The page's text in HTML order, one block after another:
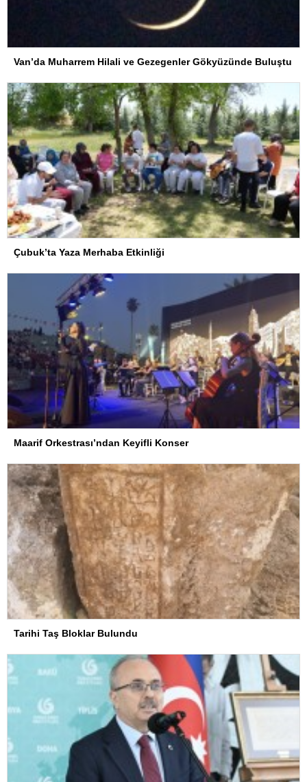
Van’da Muharrem Hilali ve Gezegenler Gökyüzünde Buluştu
Çubuk’ta Yaza Merhaba Etkinliği
Maarif Orkestrası’ndan Keyifli Konser
Tarihi Taş Bloklar Bulundu